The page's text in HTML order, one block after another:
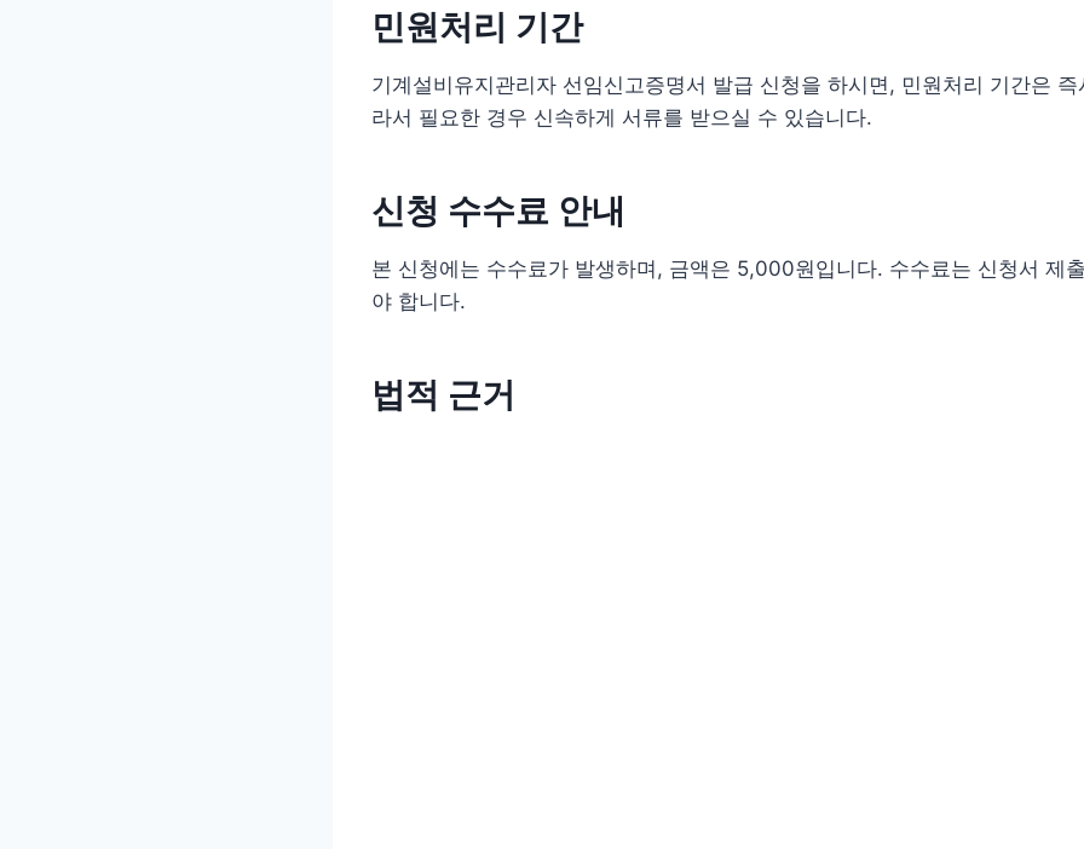
민원처리 기간
기계설비유지관리자 선임신고증명서 발급 신청을 하시면, 민원처리 기간은
라서 필요한 경우 신속하게 서류를 받으실 수 있습니다.
신청 수수료 안내
본 신청에는 수수료가 발생하며, 금액은 5,000원입니다. 수수료는 신청서 제
야 합니다.
법적 근거